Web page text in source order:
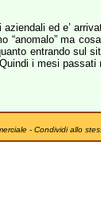
ed e’
“anomalo” ma
entrando sul
i mesi passati
- Condividi allo